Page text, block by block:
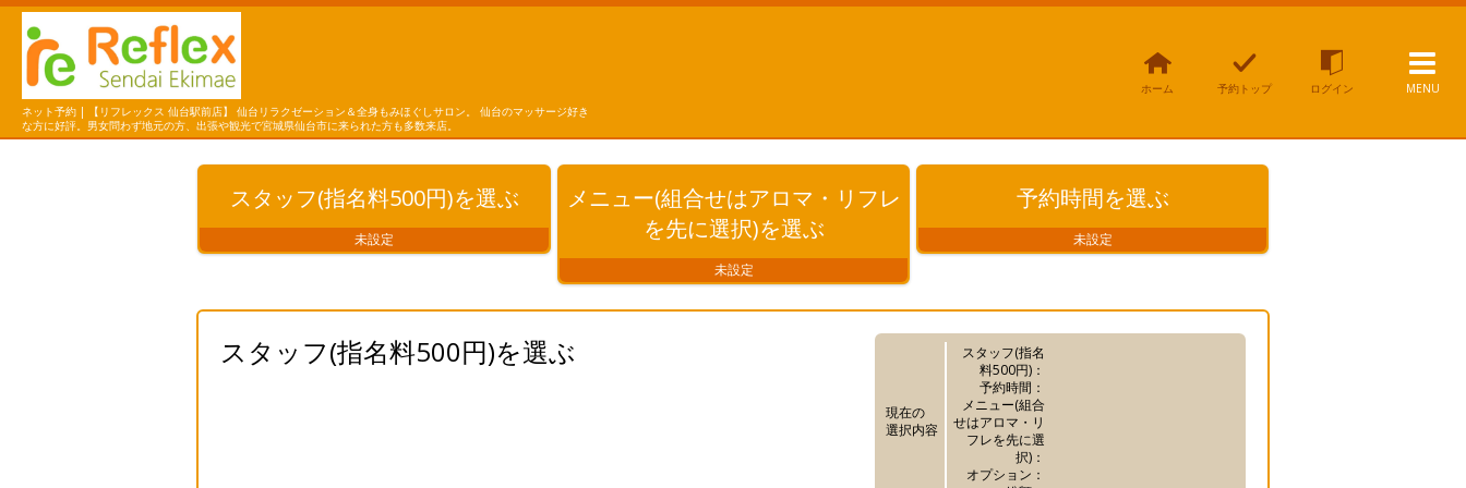
ネット予約 | 【リフレックス 仙台駅前店】 仙台リラクゼーション＆全身もみほぐしサロン。 仙台のマッサージ好き
な方に好評。男女問わず地元の方、出張や観光で宮城県仙台市に来られた方も多数来店。
ホーム 予約トップ ログイン MENU
スタッフ(指名料500円)を選ぶ
未設定
メニュー(組合せはアロマ・リフレ
を先に選択)を選ぶ
未設定
予約時間を選ぶ
未設定
スタッフ(指名料500円)を選ぶ
現在の
選択内容
スタッフ(指名
料500円)：
予約時間：
メニュー(組合
せはアロマ・リ
フレを先に選
択)：
オプション：